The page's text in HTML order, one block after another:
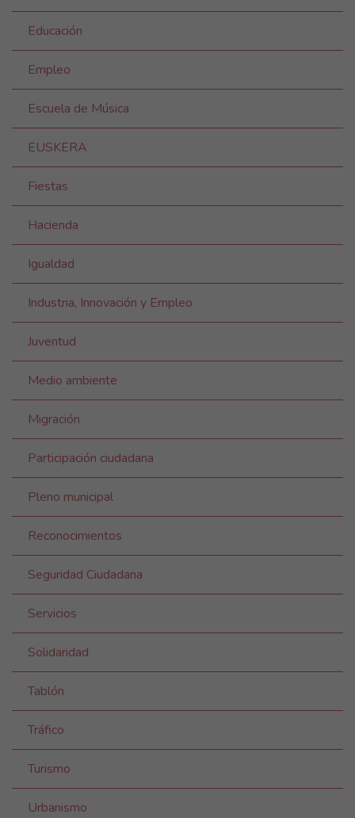
Educación
Empleo
Escuela de Música
EUSKERA
Fiestas
Hacienda
Igualdad
Industria, Innovación y Empleo
Juventud
Medio ambiente
Migración
Participación ciudadana
Pleno municipal
Reconocimientos
Seguridad Ciudadana
Servicios
Solidaridad
Tablón
Tráfico
Turismo
Urbanismo